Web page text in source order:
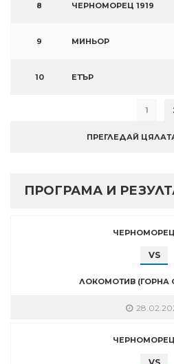
8 ЧЕРНОМОРЕЦ 1919
9 МИНЬОР
10 ЕТЪР
1
ПРЕГЛЕДАЙ
ПРОГРАМА И
ЧЕРНОМОРЕЦ
VS
ЛОКОМОТИВ (ГОРНА
ЧЕРНОМОРЕЦ